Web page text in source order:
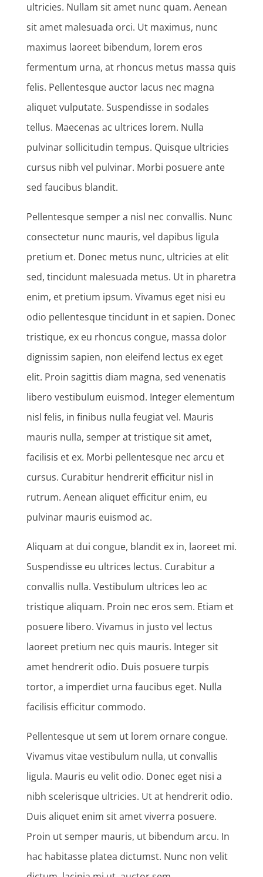
ultricies. Nullam sit amet nunc quam. Aenean
sit amet malesuada orci. Ut maximus, nunc
maximus laoreet bibendum, lorem eros
fermentum urna, at rhoncus metus massa quis
felis. Pellentesque auctor lacus nec magna
aliquet vulputate. Suspendisse in sodales
tellus. Maecenas ac ultrices lorem. Nulla
pulvinar sollicitudin tempus. Quisque ultricies
cursus nibh vel pulvinar. Morbi posuere ante
sed faucibus blandit.
Pellentesque semper a nisl nec convallis. Nunc
consectetur nunc mauris, vel dapibus ligula
pretium et. Donec metus nunc, ultricies at elit
sed, tincidunt malesuada metus. Ut in pharetra
enim, et pretium ipsum. Vivamus eget nisi eu
odio pellentesque tincidunt in et sapien. Donec
tristique, ex eu rhoncus congue, massa dolor
dignissim sapien, non eleifend lectus ex eget
elit. Proin sagittis diam magna, sed venenatis
libero vestibulum euismod. Integer elementum
nisl felis, in finibus nulla feugiat vel. Mauris
mauris nulla, semper at tristique sit amet,
facilisis et ex. Morbi pellentesque nec arcu et
cursus. Curabitur hendrerit efficitur nisl in
rutrum. Aenean aliquet efficitur enim, eu
pulvinar mauris euismod ac.
Aliquam at dui congue, blandit ex in, laoreet mi.
Suspendisse eu ultrices lectus. Curabitur a
convallis nulla. Vestibulum ultrices leo ac
tristique aliquam. Proin nec eros sem. Etiam et
posuere libero. Vivamus in justo vel lectus
laoreet pretium nec quis mauris. Integer sit
amet hendrerit odio. Duis posuere turpis
tortor, a imperdiet urna faucibus eget. Nulla
facilisis efficitur commodo.
Pellentesque ut sem ut lorem ornare congue.
Vivamus vitae vestibulum nulla, ut convallis
ligula. Mauris eu velit odio. Donec eget nisi a
nibh scelerisque ultricies. Ut at hendrerit odio.
Duis aliquet enim sit amet viverra posuere.
Proin ut semper mauris, ut bibendum arcu. In
hac habitasse platea dictumst. Nunc non velit